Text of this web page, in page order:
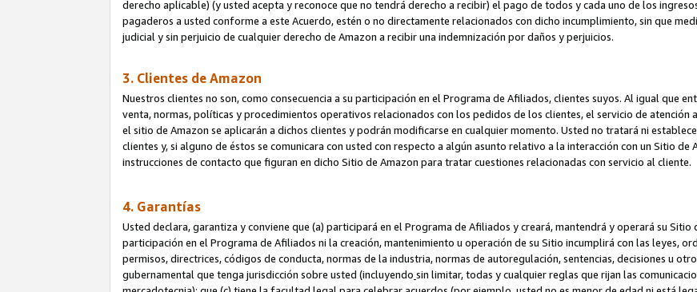
derecho aplicable) (y usted acepta y reconoce que no tendrá derecho a recibir) el pago de todos y cada uno de los
pagaderos a usted conforme a este Acuerdo, estén o no directamente relacionados con dicho incumplimiento, sin que
judicial y sin perjuicio de cualquier derecho de Amazon a recibir una indemnización por daños y perjuicios.
3. Clientes de Amazon
Nuestros clientes no son, como consecuencia a su participación en el Programa de Afiliados, clientes suyos. Al igual que
venta, normas, políticas y procedimientos operativos relacionados con los pedidos de los clientes, el servicio de atención
el sitio de Amazon se aplicarán a dichos clientes y podrán modificarse en cualquier momento. Usted no tratará ni
clientes y, si alguno de éstos se comunicara con usted con respecto a algún asunto relativo a la interacción con un Sitio de
instrucciones de contacto que figuran en dicho Sitio de Amazon para tratar cuestiones relacionadas con servicio al cliente.
4. Garantías
Usted declara, garantiza y conviene que (a) participará en el Programa de Afiliados y creará, mantendrá y operará su Sitio
participación en el Programa de Afiliados ni la creación, mantenimiento u operación de su Sitio incumplirá con las leyes,
permisos, directrices, códigos de conducta, normas de la industria, normas de autoregulación, sentencias, decisiones u
gubernamental que tenga jurisdicción sobre usted (incluyendo sin limitar, todas y cualquier reglas que rijan las